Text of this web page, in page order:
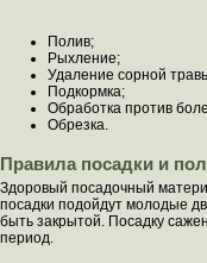
Полив;
Рыхление;
Удаление сорной
Подкормка;
Обработка против
Обрезка.
Правила посадки и
Здоровый посадочный
посадки подойдут молодые
быть закрытой. Посадку
период.